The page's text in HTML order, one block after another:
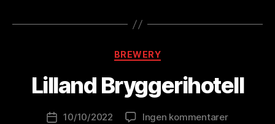
Kategorier
BREWERY
Lilland Bryggerihotell
Innleggsforfatter
A
B
w
l
Publiseringsdato
10/10/2022 Ingen kommentarertil